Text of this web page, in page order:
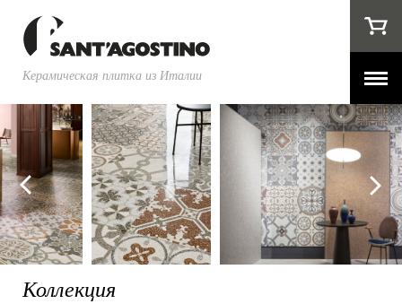
Керамическая плитка из Италии
Коллекция